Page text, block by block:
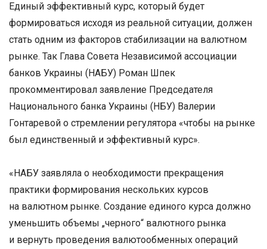
Единый эффективный курс, который будет
формироваться исходя из реальной ситуации, должен
стать одним из факторов стабилизации на валютном
рынке. Так Глава Совета Независимой ассоциации
банков Украины (НАБУ) Роман Шпек
прокомментировал заявление Председателя
Национального банка Украины (НБУ) Валерии
Гонтаревой о стремлении регулятора «чтобы на рынке
был единственный и эффективный курс».
«НАБУ заявляла о необходимости прекращения
практики формирования нескольких курсов
на валютном рынке. Создание единого курса должно
уменьшить объемы „черного“ валютного рынка
и вернуть проведения валютообменных операций